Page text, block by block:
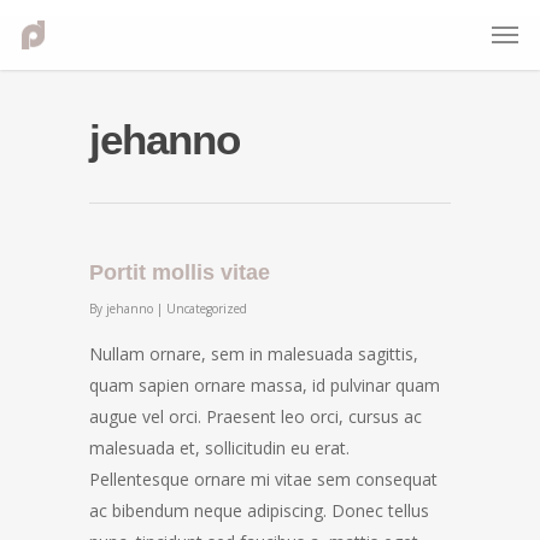
jehanno
Portit mollis vitae
By jehanno | Uncategorized
Nullam ornare, sem in malesuada sagittis,
quam sapien ornare massa, id pulvinar quam
augue vel orci. Praesent leo orci, cursus ac
malesuada et, sollicitudin eu erat.
Pellentesque ornare mi vitae sem consequat
ac bibendum neque adipiscing. Donec tellus